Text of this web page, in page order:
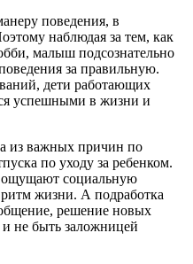
поведения, в
наблюдая за тем, как
малыш подсознательно
за правильную.
дети работающих
успешными в жизни и
из важных причин по
по уходу за ребенком.
ощущают социальную
жизни. А подработка
решение новых
и не быть заложницей